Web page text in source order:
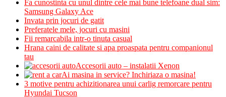
Fa cunostinta cu unul dintre cele mai bune telefoane dual sim:
Samsung Galaxy Ace
Invata prin jocuri de gatit
Preferatele mele, jocuri cu masini
Fii remarcabila intr-o tinuta casual
Hrana caini de calitate si apa proaspata pentru companionul
tau
Accesorii auto – instalatii Xenon
Ai masina in service? Inchiriaza o masina!
3 motive pentru achizitionarea unui carlig remorcare pentru
Hyundai Tucson